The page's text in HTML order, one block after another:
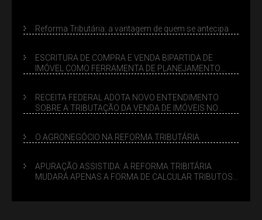
Reforma Tributária: a vantagem de quem se antecipa
ESCRITURA DE COMPRA E VENDA BIPARTIDA DE
IMÓVEL COMO FERRAMENTA DE PLANEJAMENTO
RECEITA FEDERAL ADOTA NOVO ENTENDIMENTO
SOBRE A TRIBUTAÇÃO DA VENDA DE IMÓVEIS NO
O AGRONEGÓCIO NA REFORMA TRIBUTÁRIA
APURAÇÃO ASSISTIDA: A REFORMA TRIBITÁRIA
MUDARÁ APENAS A FORMA DE CALCULAR TRIBUTOS